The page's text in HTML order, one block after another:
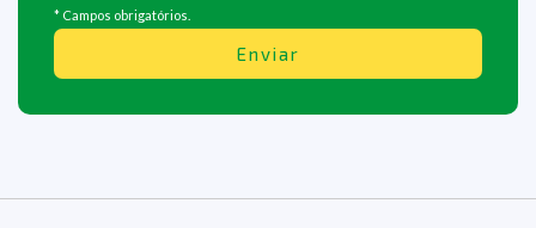
* Campos obrigatórios.
Enviar